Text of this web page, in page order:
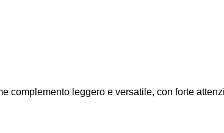
complemento leggero e versatile, con forte